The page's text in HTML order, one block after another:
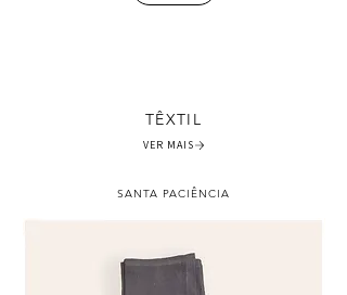
TÊXTIL
VER MAIS
SANTA PACIÊNCIA